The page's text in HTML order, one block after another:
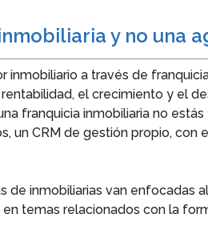
y no una
inmobiliario a través de
el crecimiento y el
franquicia inmobiliaria no
un CRM de gestión propio,
de inmobiliarias van
temas relacionados con la